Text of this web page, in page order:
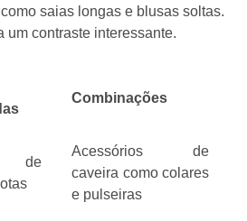
saias longas e blusas soltas.
um contraste interessante.
Combinações
de
Acessórios de
caveira como colares
e pulseiras